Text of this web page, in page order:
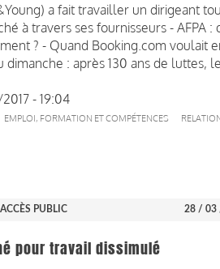
a fait travailler un dirigeant
à travers ses fournisseurs - AFPA :
? - Quand Booking.com voulait
dimanche : après 130 ans de luttes,
- 19:04
EMPLOI, FORMATION ET COMPÉTENCES
ACCÈS PUBLIC 28 / 03
pour travail dissimulé